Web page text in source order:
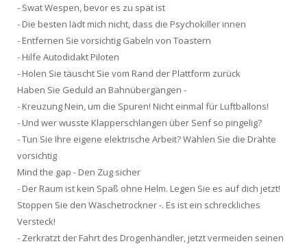
- Swat Wespen, bevor es zu spät ist
- Die besten lädt mich nicht, dass die Psychokiller innen
- Entfernen Sie vorsichtig Gabeln von Toastern
- Hilfe Autodidakt Piloten
- Holen Sie täuscht Sie vom Rand der Plattform zurück
Haben Sie Geduld an Bahnübergängen -
- Kreuzung Nein, um die Spuren! Nicht einmal für Luftballons!
- Und wer wusste Klapperschlangen über Senf so pingelig?
- Tun Sie Ihre eigene elektrische Arbeit? Wählen Sie die Drähte
vorsichtig
Mind the gap - Den Zug sicher
- Der Raum ist kein Spaß ohne Helm. Legen Sie es auf dich jetzt!
Stoppen Sie den Wäschetrockner -. Es ist ein schreckliches
Versteck!
- Zerkratzt der Fahrt des Drogenhändler, jetzt vermeiden seinen